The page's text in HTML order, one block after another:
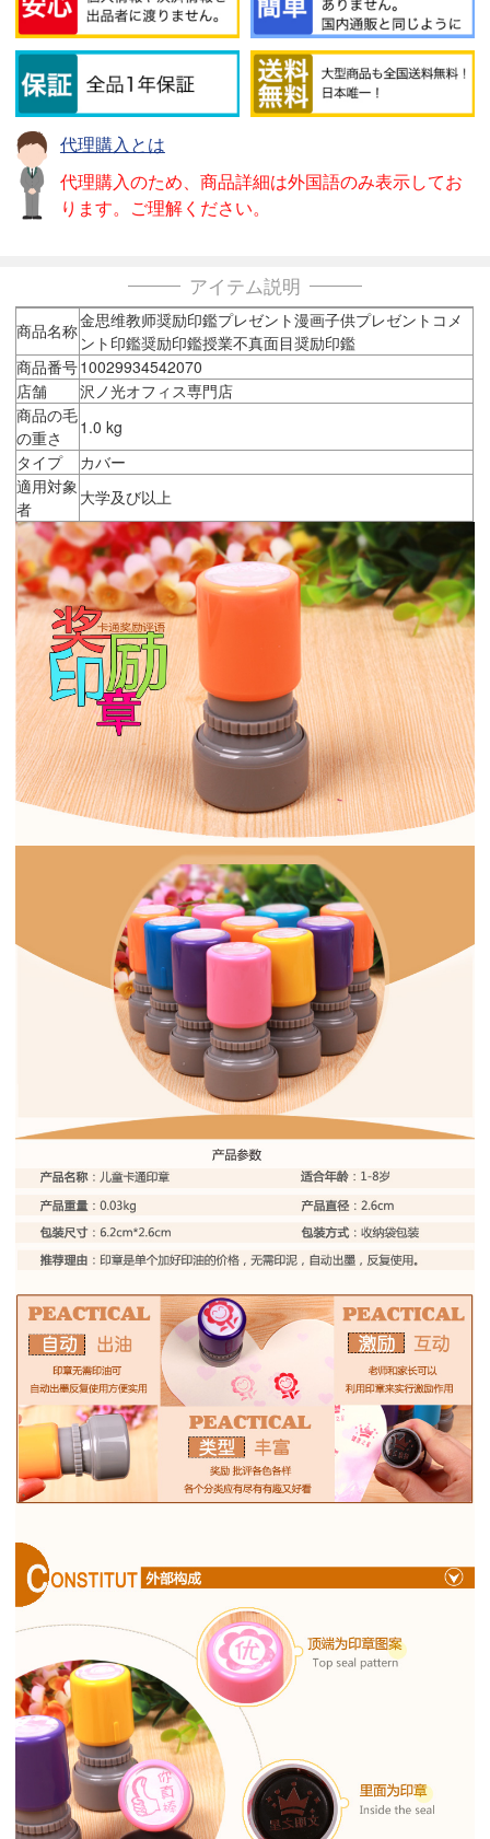
代理購入とは
代理購入のため、商品詳細は外国語のみ表示してお
ります。ご理解ください。
アイテム説明
商品名称金思维教师奨励印鑑プレゼント漫画子供プレゼントコメ
ント印鑑奨励印鑑授業不真面目奨励印鑑
商品番号10029934542070
店舗
沢ノ光オフィス専門店
商品の毛
の重さ
1.0 kg
タイプ
カバー
適用対象
者
大学及び以上